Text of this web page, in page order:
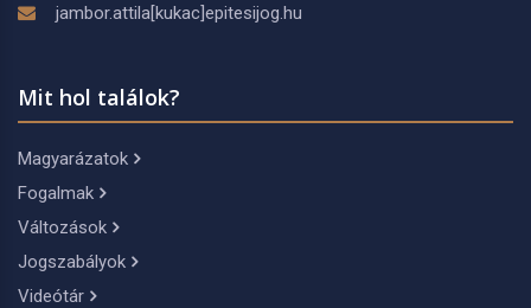
jambor.attila[kukac]epitesijog.hu
Mit hol találok?
Magyarázatok
Fogalmak
Változások
Jogszabályok
Videótár